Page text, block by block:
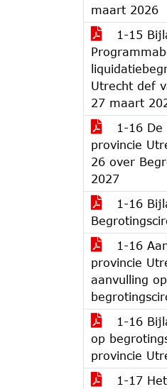
maart 2026
1-15
Utrecht def
27 maart
1-16
provincie
26 over
2027
1-16
1-16
provincie
aanvulling op
1-16
op
provincie
1-17